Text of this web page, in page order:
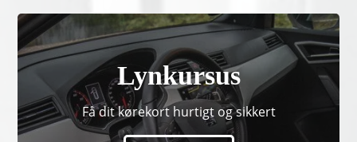
Lynkursus
Få dit kørekort hurtigt og sikkert